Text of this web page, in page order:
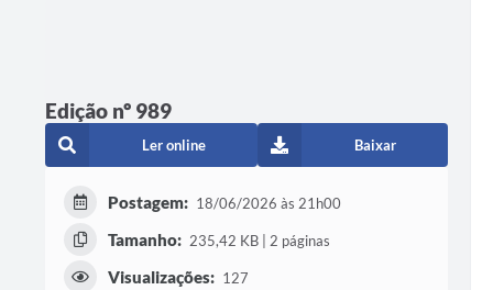
Edição nº 989
Ler online Baixar
Postagem: 18/06/2026 às 21h00
Tamanho: 235,42 KB | 2 páginas
Visualizações: 127